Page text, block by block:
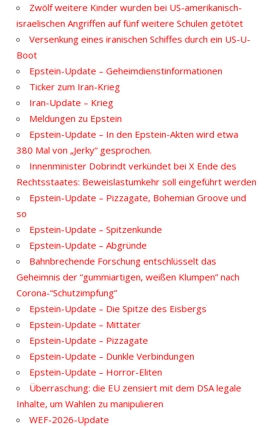
Zwölf weitere Kinder wurden bei US-amerikanisch-
israelischen Angriffen auf fünf weitere Schulen getötet
Versenkung eines iranischen Schiffes durch ein US-U-
Boot
Epstein-Update – Geheimdienstinformationen
Ticker zum Iran-Krieg
Iran-Update – Krieg
Meldungen zu Epstein
Epstein-Update – In den Epstein-Akten wird etwa
380 Mal von „Jerky“ gesprochen.
Innenminister Dobrindt verkündet bei X Ende des
Rechtsstaates: Beweislastumkehr soll eingeführt werden
Epstein-Update – Pizzagate, Bohemian Groove und
so
Epstein-Update – Spitzenkunde
Epstein-Update – Abgründe
Bahnbrechende Forschung entschlüsselt das
Geheimnis der “gummiartigen, weißen Klumpen” nach
Corona-“Schutzimpfung”
Epstein-Update – Die Spitze des Eisbergs
Epstein-Update – Mittäter
Epstein-Update – Pizzagate
Epstein-Update – Dunkle Verbindungen
Epstein-Update – Horror-Eliten
Überraschung: die EU zensiert mit dem DSA legale
Inhalte, um Wahlen zu manipulieren
WEF-2026-Update